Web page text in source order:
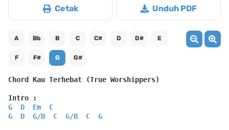
Cetak Unduh PDF
A Bb B C C# D D# E
F F# G G#
Chord Kau Terhebat (True Worshippers)
Intro :
G
D Em
C
G
D G/B C G/B C G